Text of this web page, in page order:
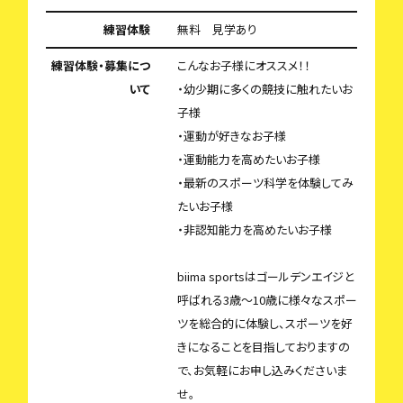
練習体験 無料 見学あり
練習体験・募集につ
いて
こんなお子様にオススメ！！
・幼少期に多くの競技に触れたいお
子様
・運動が好きなお子様
・運動能力を高めたいお子様
・最新のスポーツ科学を体験してみ
たいお子様
・非認知能力を高めたいお子様
biima sportsはゴールデンエイジと
呼ばれる3歳〜10歳に様々なスポー
ツを総合的に体験し、スポーツを好
きになることを目指しておりますの
で、お気軽にお申し込みくださいま
せ。